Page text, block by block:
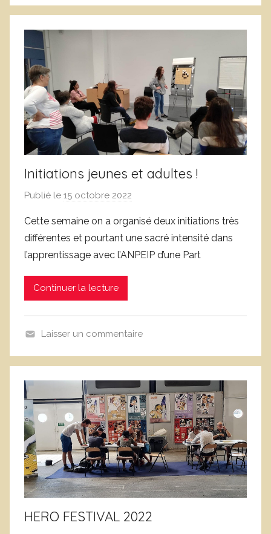
b
v
n
n
o
n
c
e
Initiations jeunes et adultes !
Publié le 15 octobre 2022
r
L
o
f
b
v
r
e
Cette semaine on a organisé deux initiations très
différentes et pourtant une sacré intensité dans
l’apprentissage avec l’ANPEIP d’une Part
Continuer la lecture
l
o
g
Laisser un commentaire
HERO FESTIVAL 2022